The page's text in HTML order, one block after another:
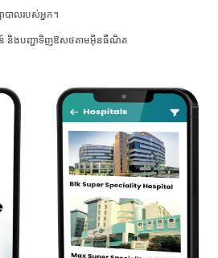
ាបាលរបស់អ្នក។
ធន៍ និងបញ្ជាទិញឱសថតាមអ៊ីនធឺណិត